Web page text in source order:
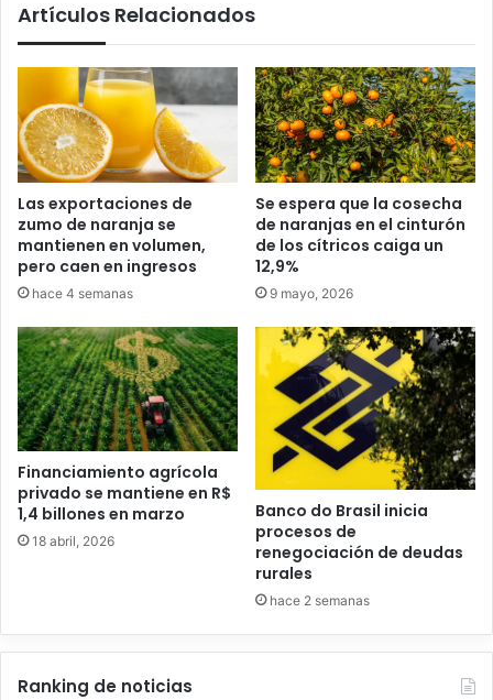
Artículos Relacionados
Las exportaciones de
zumo de naranja se
mantienen en volumen,
pero caen en ingresos
hace 4 semanas
Se espera que la cosecha
de naranjas en el cinturón
de los cítricos caiga un
12,9%
9 mayo, 2026
Financiamiento agrícola
privado se mantiene en R$
1,4 billones en marzo
18 abril, 2026
Banco do Brasil inicia
procesos de
renegociación de deudas
rurales
hace 2 semanas
Ranking de noticias